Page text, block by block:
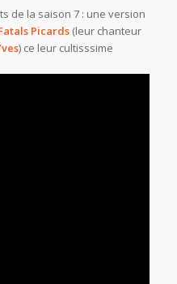
de la saison 7 : une version
Picards(leur chanteur
) ce leur cultisssime